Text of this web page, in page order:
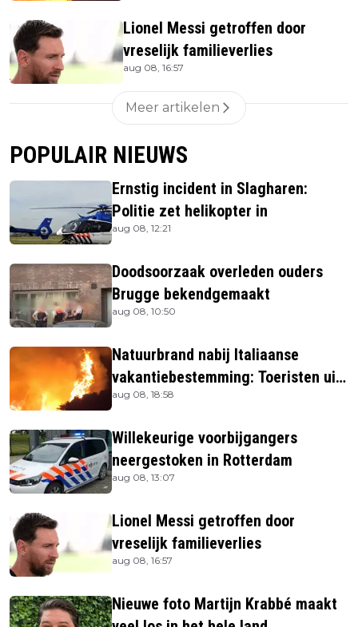
Lionel Messi getroffen door
vreselijk familieverlies
aug 08, 16:57
Meer artikelen
POPULAIR NIEUWS
Ernstig incident in Slagharen:
Politie zet helikopter in
aug 08, 12:21
Doodsoorzaak overleden ouders
Brugge bekendgemaakt
aug 08, 10:50
Natuurbrand nabij Italiaanse
vakantiebestemming: Toeristen uit
verblijven gehaald
aug 08, 18:58
Willekeurige voorbijgangers
neergestoken in Rotterdam
aug 08, 13:07
Lionel Messi getroffen door
vreselijk familieverlies
aug 08, 16:57
Nieuwe foto Martijn Krabbé maakt